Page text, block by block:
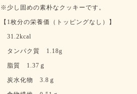
※少し固めの素朴なクッキーです。
【1枚分の栄養価（トッピングなし）】
31.2kcal
タンパク質 1.18g
脂質 1.37ｇ
炭水化物 3.8ｇ